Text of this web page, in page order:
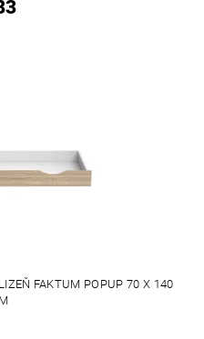
FAKTUM POPUP 70 X 140